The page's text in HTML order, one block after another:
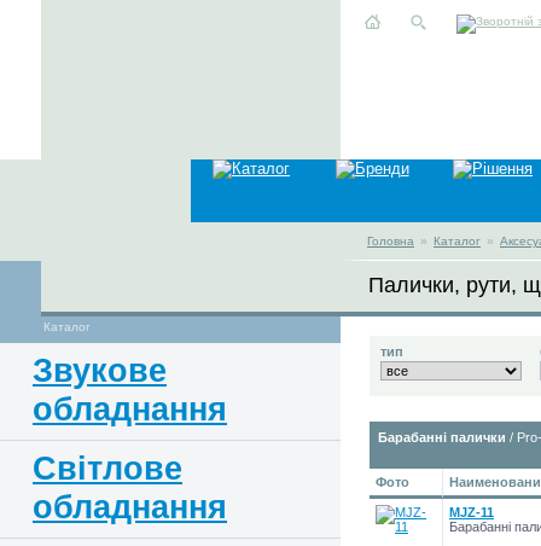
Головна » Каталог »
Палички, рути,
Каталог
Звукове
обладнання
Світлове
обладнання
тип
Барабанні палички /
Фото
MJZ-11
Барабанні